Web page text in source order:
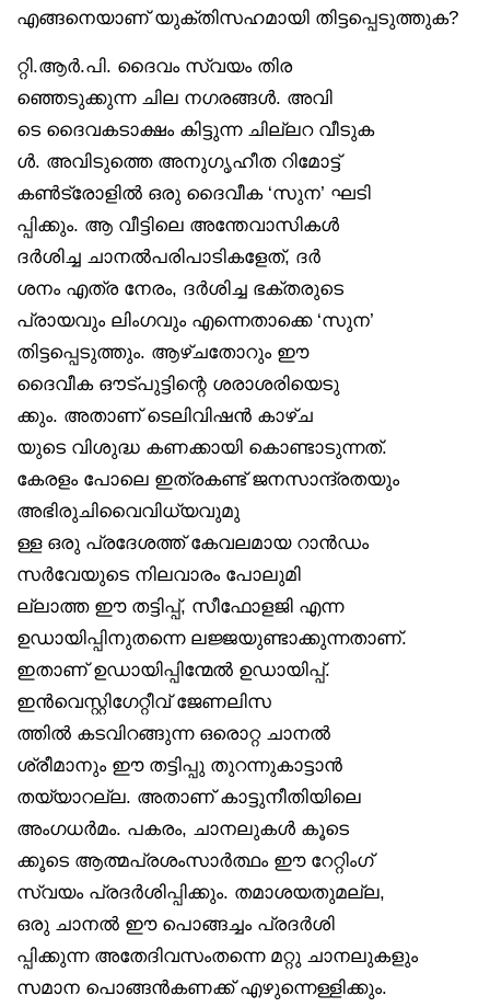
എങ്ങനെയാണ് യുക്തിസഹമായി തിട്ടപ്പെടുത്തുക?
റ്റി.ആർ.പി. ദൈവം സ്വയം തിര
ഞ്ഞെടുക്കുന്ന ചില നഗരങ്ങൾ. അവി
ടെ ദൈവകടാക്ഷം കിട്ടുന്ന ചില്ലറ വീടുക
ൾ. അവിടുത്തെ അനുഗൃഹീത റിമോട്ട്
കൺട്രോളിൽ ഒരു ദൈവീക ‘സുന’ ഘടി
പ്പിക്കും. ആ വീട്ടിലെ അന്തേവാസികൾ
ദർശിച്ച ചാനൽപരിപാടികളേത്, ദർ
ശനം എത്ര നേരം, ദർശിച്ച ഭക്തരുടെ
പ്രായവും ലിംഗവും എന്നെതാക്കെ ‘സുന’
തിട്ടപ്പെടുത്തും. ആഴ്ചതോറും ഈ
ദൈവീക ഔട്പുട്ടിന്റെ ശരാശരിയെടു
ക്കും. അതാണ് ടെലിവിഷൻ കാഴ്ച
യുടെ വിശുദ്ധ കണക്കായി കൊണ്ടാടുന്നത്.
കേരളം പോലെ ഇത്രകണ്ട് ജനസാന്ദ്രതയും
അഭിരുചിവൈവിധ്യവുമു
ള്ള ഒരു പ്രദേശത്ത് കേവലമായ റാൻഡം
സർവേയുടെ നിലവാരം പോലുമി
ല്ലാത്ത ഈ തട്ടിപ്പ്, സീഫോളജി എന്ന
ഉഡായിപ്പിനുതന്നെ ലജ്ജയുണ്ടാക്കുന്നതാണ്.
ഇതാണ് ഉഡായിപ്പിന്മേൽ ഉഡായിപ്പ്.
ഇൻവെസ്റ്റിഗേറ്റീവ് ജേണലിസ
ത്തിൽ കടവിറങ്ങുന്ന ഒരൊറ്റ ചാനൽ
ശ്രീമാനും ഈ തട്ടിപ്പു തുറന്നുകാട്ടാൻ
തയ്യാറല്ല. അതാണ് കാട്ടുനീതിയിലെ
അംഗധർമം. പകരം, ചാനലുകൾ കൂടെ
ക്കൂടെ ആത്മപ്രശംസാർത്ഥം ഈ റേറ്റിംഗ്
സ്വയം പ്രദർശിപ്പിക്കും. തമാശയതുമല്ല,
ഒരു ചാനൽ ഈ പൊങ്ങച്ചം പ്രദർശി
പ്പിക്കുന്ന അതേദിവസംതന്നെ മറ്റു ചാനലുകളും
സമാന പൊങ്ങൻകണക്ക് എഴുന്നെള്ളിക്കും.